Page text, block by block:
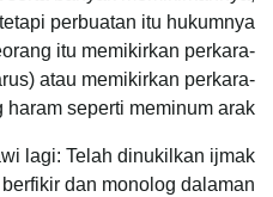
perbuatan itu hukumnya
itu memikirkan perkara-
atau memikirkan perkara-
haram seperti meminum arak.
lagi: Telah dinukilkan ijmak
dan monolog dalaman